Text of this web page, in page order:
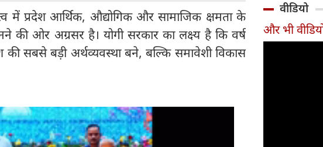
में प्रदेश आर्थिक, औद्योगिक और सामाजिक क्षमता के
की ओर अग्रसर है। योगी सरकार का लक्ष्य है कि वर्ष
सबसे बड़ी अर्थव्यवस्था बने, बल्कि समावेशी विकास
वीडियो
और भी